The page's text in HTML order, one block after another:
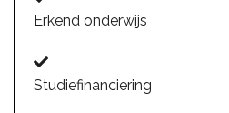
Erkend onderwijs
Studiefinanciering